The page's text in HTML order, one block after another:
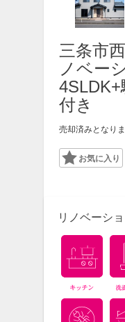
三条市
ノベー
付き
売却済みとなりま
Favorite
リノベーシ